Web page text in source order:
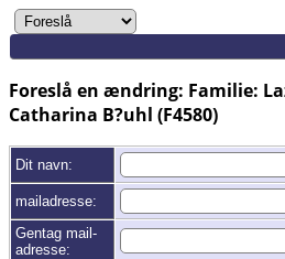
Foreslå en ændring: Familie:
Catharina B?uhl (F4580)
Dit navn:
mailadresse:
Gentag mail-
adresse: